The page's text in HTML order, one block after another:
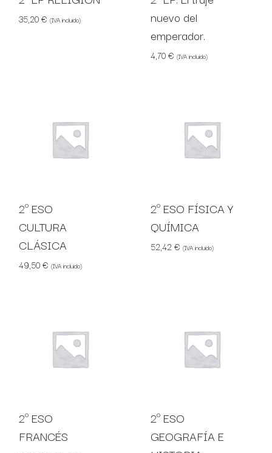
35,20€ (IVA incluido)
nuevo del
emperador.
4,70€ (IVA incluido)
2º ESO
CULTURA
CLÁSICA
49,50€ (IVA incluido)
2º ESO FÍSICA Y
QUÍMICA
52,42€ (IVA incluido)
2º ESO
FRANCÉS
2º ESO
GEOGRAFÍA E